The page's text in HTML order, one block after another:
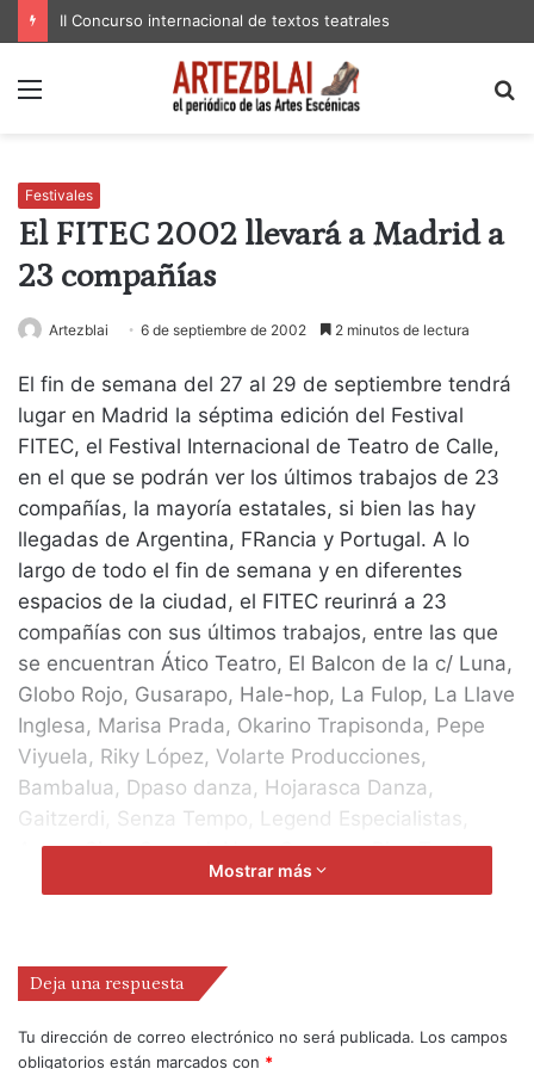
II Concurso internacional de textos teatrales
Menú
Festivales
El FITEC 2002 llevará a Madrid a
23 compañías
Artezblai 6 de septiembre de 2002 2 minutos de lectura
El fin de semana del 27 al 29 de septiembre tendrá
lugar en Madrid la séptima edición del Festival
FITEC, el Festival Internacional de Teatro de Calle,
en el que se podrán ver los últimos trabajos de 23
compañías, la mayoría estatales, si bien las hay
llegadas de Argentina, FRancia y Portugal. A lo
largo de todo el fin de semana y en diferentes
espacios de la ciudad, el FITEC reurinrá a 23
compañías con sus últimos trabajos, entre las que
se encuentran Ático Teatro, El Balcon de la c/ Luna,
Globo Rojo, Gusarapo, Hale-hop, La Fulop, La Llave
Inglesa, Marisa Prada, Okarino Trapisonda, Pepe
Viyuela, Riky López, Volarte Producciones,
Bambalua, Dpaso danza, Hojarasca Danza,
Gaitzerdi, Senza Tempo, Legend Especialistas,
Artea, Circo Caracol, Nany Cogorno, Bica Teatro y
Dunia Hedreville y Silvina Cabeza.
a actores y profesionales del medio y en los que se
pretende fomentar el crecimiento de artistas multi-
disciplinares y su formación en la técnicas, modos,
Mostrar más
Deja una respuesta
Tu dirección de correo electrónico no será publicada. Los campos
obligatorios están marcados con *